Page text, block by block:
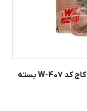
قرص جرمگیر توالت فرنگی کواکوا مدل کاج کد W-407 بسته